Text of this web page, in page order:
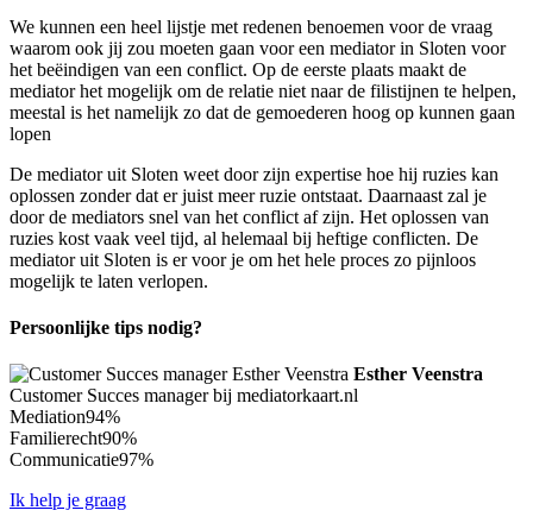
We kunnen een heel lijstje met redenen benoemen voor de vraag
waarom ook jij zou moeten gaan voor een mediator in Sloten voor
het beëindigen van een conflict. Op de eerste plaats maakt de
mediator het mogelijk om de relatie niet naar de filistijnen te helpen,
meestal is het namelijk zo dat de gemoederen hoog op kunnen gaan
lopen
De mediator uit Sloten weet door zijn expertise hoe hij ruzies kan
oplossen zonder dat er juist meer ruzie ontstaat. Daarnaast zal je
door de mediators snel van het conflict af zijn. Het oplossen van
ruzies kost vaak veel tijd, al helemaal bij heftige conflicten. De
mediator uit Sloten is er voor je om het hele proces zo pijnloos
mogelijk te laten verlopen.
Persoonlijke tips nodig?
Esther Veenstra
Customer Succes manager bij mediatorkaart.nl
Mediation94%
Familierecht90%
Communicatie97%
Ik help je graag